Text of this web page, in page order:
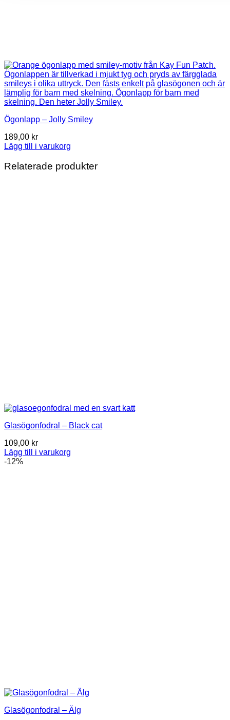
Ögonlapp – Jolly Smiley
189,00 kr
Lägg till i varukorg
Relaterade produkter
Glasögonfodral – Black cat
109,00 kr
Lägg till i varukorg
-12%
Glasögonfodral – Älg